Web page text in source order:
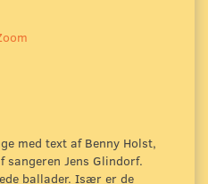
med text af Benny Holst,
sangeren Jens Glindorf.
ballader. Især er de